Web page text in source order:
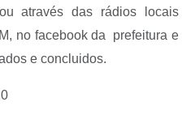
através das rádios locais
no facebook da prefeitura e
e concluidos.